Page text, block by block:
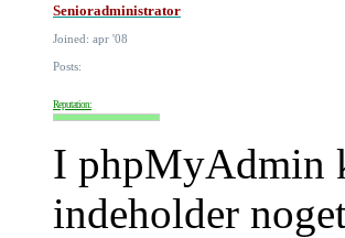
Senioradministrator
Joined: apr '08
Posts:
Reputation:
I phpMyAdmin
indeholder